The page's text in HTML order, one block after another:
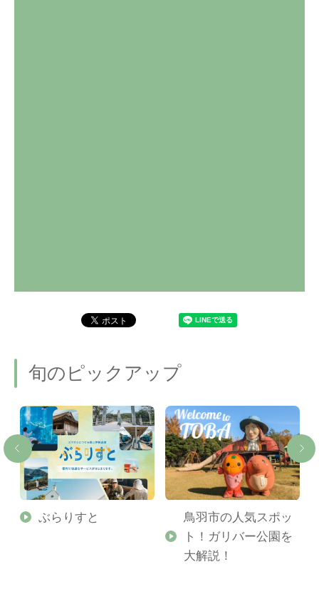
旬のピックアップ
ぶらりすと
鳥羽市の人気スポッ
ト！ガリバー公園を
大解説！